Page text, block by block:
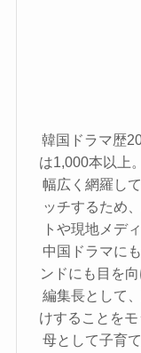
韓国ドラマ歴
は1,000本以上
幅広く網羅し
ッチするため
トや現地メデ
中国ドラマに
ンドにも目を
編集長として
けすることを
母として子育